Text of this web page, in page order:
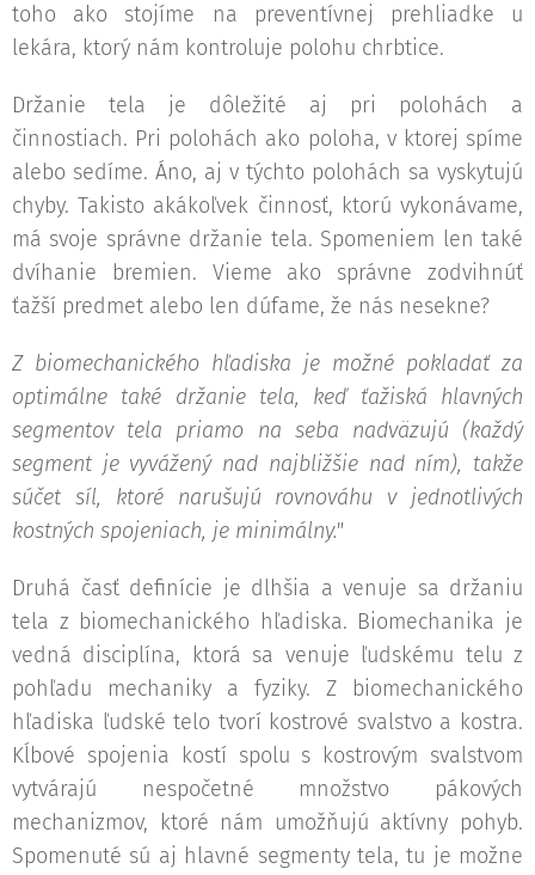
toho ako stojíme na preventívnej prehliadke u
lekára, ktorý nám kontroluje polohu chrbtice.
Držanie tela je dôležité aj pri polohách a
činnostiach. Pri polohách ako poloha, v ktorej spíme
alebo sedíme. Áno, aj v týchto polohách sa vyskytujú
chyby. Takisto akákoľvek činnosť, ktorú vykonávame,
má svoje správne držanie tela. Spomeniem len také
dvíhanie bremien. Vieme ako správne zodvihnúť
ťažší predmet alebo len dúfame, že nás nesekne?
Z biomechanického hľadiska je možné pokladať za
optimálne také držanie tela, keď ťažiská hlavných
segmentov tela priamo na seba nadväzujú (každý
segment je vyvážený nad najbližšie nad ním), takže
súčet síl, ktoré narušujú rovnováhu v jednotlivých
kostných spojeniach, je minimálny."
Druhá časť definície je dlhšia a venuje sa držaniu
tela z biomechanického hľadiska. Biomechanika je
vedná disciplína, ktorá sa venuje ľudskému telu z
pohľadu mechaniky a fyziky. Z biomechanického
hľadiska ľudské telo tvorí kostrové svalstvo a kostra.
Kĺbové spojenia kostí spolu s kostrovým svalstvom
vytvárajú nespočetné množstvo pákových
mechanizmov, ktoré nám umožňujú aktívny pohyb.
Spomenuté sú aj hlavné segmenty tela, tu je možne